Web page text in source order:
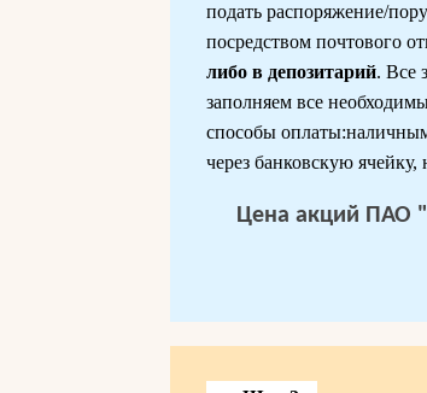
подать распоряжение/
посредством почтового
либо в депозитарий. Все
заполняем все
способы
через банковскую
Цена акций ПАО